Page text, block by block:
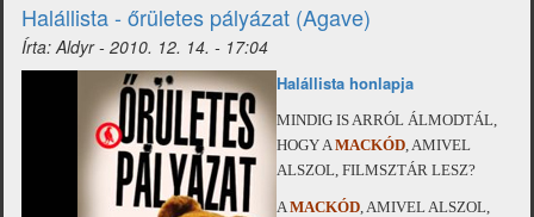
Halállista - őrületes pályázat (Agave)
Írta:Aldyr- 2010. 12. 14. - 17:04
Halállista honlapja
MINDIG IS ARRÓL ÁLMODTÁL,
HOGY AMACKÓD, AMIVEL
ALSZOL, FILMSZTÁR LESZ?
AMACKÓD, AMIVEL ALSZOL,